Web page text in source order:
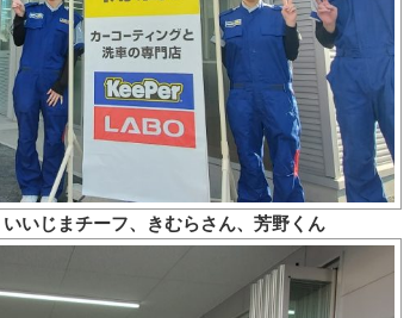
いじまチーフ、きむらさん、芳野くん